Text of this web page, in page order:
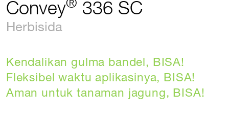
Convey 336 SC
Herbisida
Kendalikan gulma bandel, BISA!
Fleksibel waktu aplikasinya, BISA!
Aman untuk tanaman jagung, BISA!